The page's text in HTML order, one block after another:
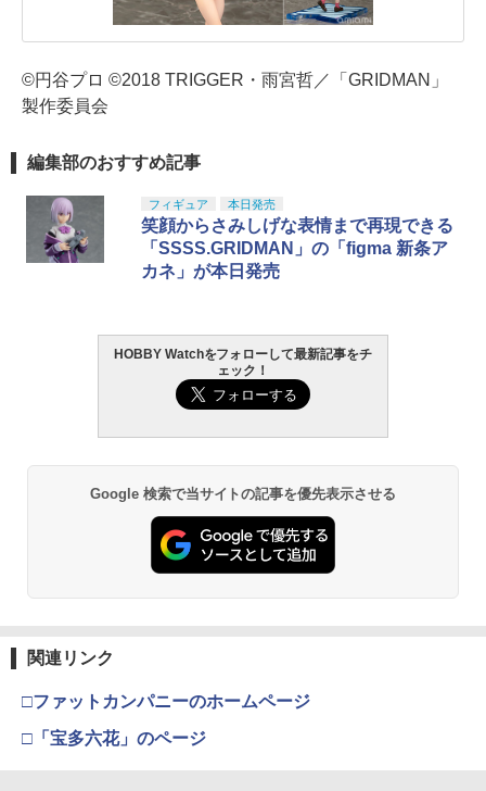
©円谷プロ ©2018 TRIGGER・雨宮哲／「GRIDMAN」
製作委員会
編集部のおすすめ記事
フィギュア 本日発売
笑顔からさみしげな表情まで再現できる
「SSSS.GRIDMAN」の「figma 新条ア
カネ」が本日発売
HOBBY Watchをフォローして最新記事をチ
ェック！
Google 検索で当サイトの記事を優先表示させる
関連リンク
□ファットカンパニーのホームページ
□「宝多六花」のページ